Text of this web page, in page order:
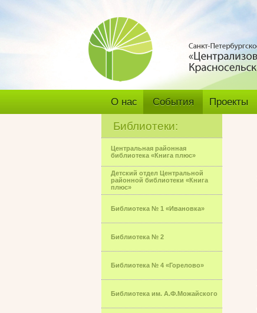
О нас События Проекты
Библиотеки:
Центральная районная
библиотека «Книга плюс»
Детский отдел Центральной
районной библиотеки «Книга
плюс»
Библиотека № 1 «Ивановка»
Библиотека № 2
Библиотека № 4 «Горелово»
Библиотека им. А.Ф.Можайского